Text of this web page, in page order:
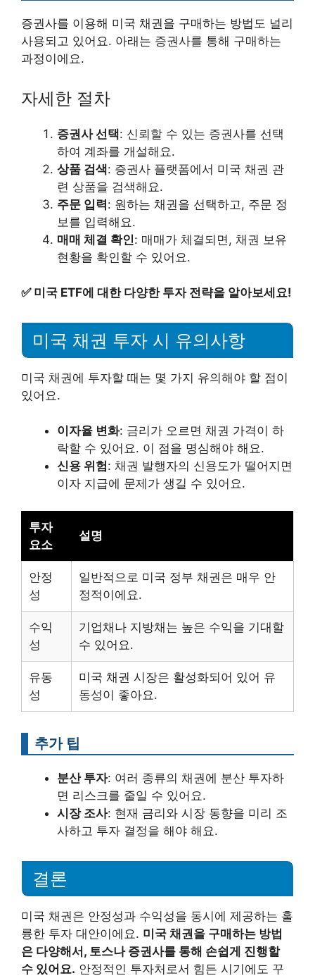
증권사를 이용해 미국 채권을 구매하는 방법도 널리
사용되고 있어요. 아래는 증권사를 통해 구매하는
과정이에요.
자세한 절차
증권사 선택: 신뢰할 수 있는 증권사를 선택
하여 계좌를 개설해요.
상품 검색: 증권사 플랫폼에서 미국 채권 관
련 상품을 검색해요.
주문 입력: 원하는 채권을 선택하고, 주문 정
보를 입력해요.
매매 체결 확인: 매매가 체결되면, 채권 보유
현황을 확인할 수 있어요.
✅ 미국 ETF에 대한 다양한 투자 전략을 알아보세요!
미국 채권 투자 시 유의사항
미국 채권에 투자할 때는 몇 가지 유의해야 할 점이
있어요.
이자율 변화: 금리가 오르면 채권 가격이 하
락할 수 있어요. 이 점을 명심해야 해요.
신용 위험: 채권 발행자의 신용도가 떨어지면
이자 지급에 문제가 생길 수 있어요.
투자
요소
설명
안정
성
일반적으로 미국 정부 채권은 매우 안
정적이에요.
수익
성
기업채나 지방채는 높은 수익을 기대할
수 있어요.
유동
성
미국 채권 시장은 활성화되어 있어 유
동성이 좋아요.
추가 팁
분산 투자: 여러 종류의 채권에 분산 투자하
면 리스크를 줄일 수 있어요.
시장 조사: 현재 금리와 시장 동향을 미리 조
사하고 투자 결정을 해야 해요.
결론
미국 채권은 안정성과 수익성을 동시에 제공하는 훌
륭한 투자 대안이에요. 미국 채권을 구매하는 방법
은 다양해서, 토스나 증권사를 통해 손쉽게 진행할
수 있어요. 안정적인 투자처로서 힘든 시기에도 꾸